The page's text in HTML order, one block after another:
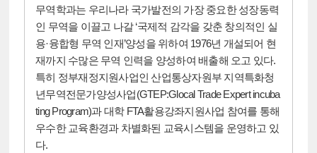
무역학과는 우리나라 국가발전의 가장 중요한 성장동력
인 무역을 이끌고 나갈 ‘국제적 감각을 갖춘 창의적인 실
용·융합형 무역 인재’양성을 위하여 1976년 개설되어 현
재까지 수많은 무역 인력을 양성하여 배출해 오고 있다.
특히 정부재정지원사업인 산업통상자원부 지역특화청
년무역전문가양성사업(GTEP:Glocal Trade Expert incuba
ting Program)과 대학 FTA활용강좌지원사업 참여를 통해
우수한 교육환경과 차별화된 교육시스템을 운영하고 있
다.